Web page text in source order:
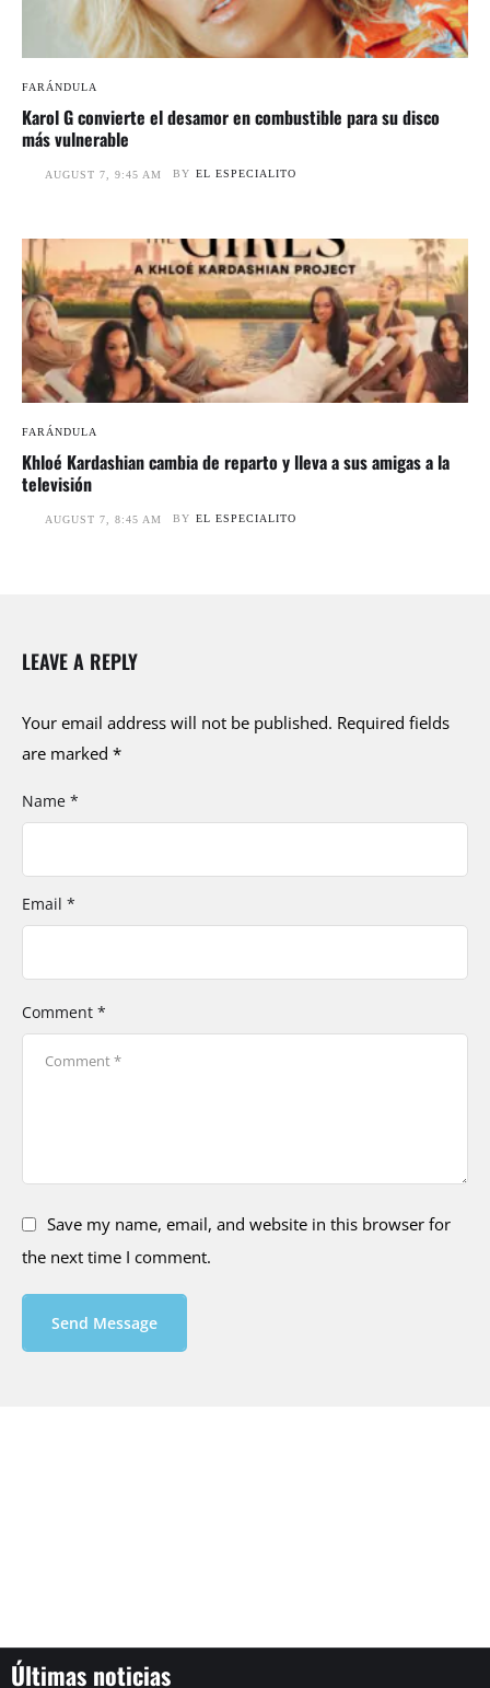
FARÁNDULA
Karol G convierte el desamor en combustible para su disco
más vulnerable
AUGUST 7, 9:45 AM BY EL ESPECIALITO
FARÁNDULA
Khloé Kardashian cambia de reparto y lleva a sus amigas a la
televisión
AUGUST 7, 8:45 AM BY EL ESPECIALITO
LEAVE A REPLY
Your email address will not be published. Required fields
are marked *
Comment *
Name *
Email *
Save my name, email, and website in this browser for
the next time I comment.
Send Message
Últimas noticias